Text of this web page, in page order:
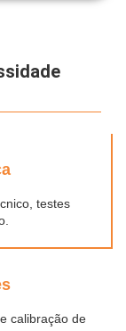
testes
calibração de